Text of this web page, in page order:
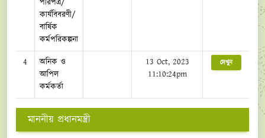
কার্যবিবরণী/
বার্ষিক
কর্মপরিকল্পনা
4
অনিক ও
আপিল
কর্মকর্তা
13 Oct, 2023
11:10:24pm
দেখুন
মাননীয় প্রধানমন্ত্রী